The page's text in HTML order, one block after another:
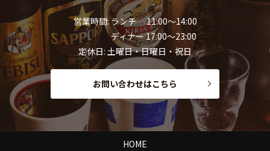
営業時間: ランチ 11:00～14:00
ディナー 17:00～23:00
定休日: 土曜日・日曜日・祝日
お問い合わせはこちら
HOME